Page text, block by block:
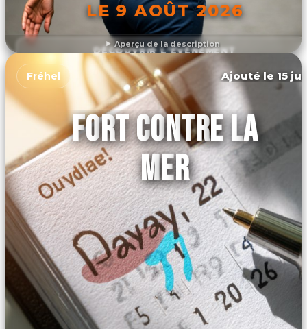
Aperçu de la description
LE 9 AOÛT 2026
DÉCOUVRIR L'ÉVÉNEMENT
Fréhel Ajouté le 15
FORT CONTRE LA
MER